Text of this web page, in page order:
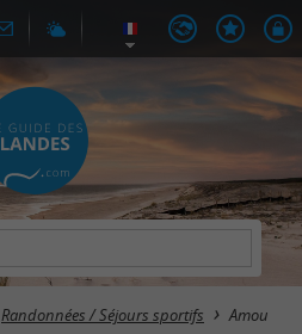
Randonnées / Séjours sportifs Amou